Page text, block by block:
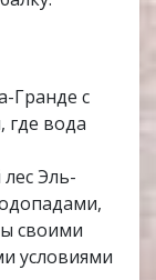
Гранде с
вода
Эль-
своими
условиями